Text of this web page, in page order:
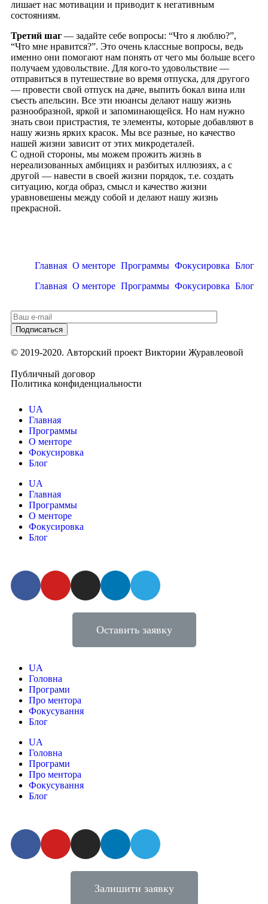
лишает нас мотивации и приводит к негативным
состояниям.
Третий шаг — задайте себе вопросы: “Что я люблю?”,
“Что мне нравится?”. Это очень классные вопросы, ведь
именно они помогают нам понять от чего мы больше всего
получаем удовольствие. Для кого-то удовольствие —
отправиться в путешествие во время отпуска, для другого
— провести свой отпуск на даче, выпить бокал вина или
съесть апельсин. Все эти нюансы делают нашу жизнь
разнообразной, яркой и запоминающейся. Но нам нужно
знать свои пристрастия, те элементы, которые добавляют в
нашу жизнь ярких красок. Мы все разные, но качество
нашей жизни зависит от этих микродеталей.
С одной стороны, мы можем прожить жизнь в
нереализованных амбициях и разбитых иллюзиях, а с
другой — навести в своей жизни порядок, т.е. создать
ситуацию, когда образ, смысл и качество жизни
уравновешены между собой и делают нашу жизнь
прекрасной.
Главная О менторе Программы Фокусировка Блог
Главная О менторе Программы Фокусировка Блог
© 2019-2020. Авторский проект Виктории Журавлеовой
Публичный договор
Политика конфиденциальности
UA
Главная
Программы
О менторе
Фокусировка
Блог
UA
Главная
Программы
О менторе
Фокусировка
Блог
Оставить заявку
UA
Головна
Програми
Про ментора
Фокусування
Блог
UA
Головна
Програми
Про ментора
Фокусування
Блог
Залишити заявку